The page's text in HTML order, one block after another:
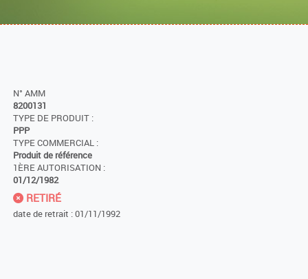
N° AMM
8200131
TYPE DE PRODUIT :
PPP
TYPE COMMERCIAL :
Produit de référence
1ÈRE AUTORISATION :
01/12/1982
RETIRÉ
date de retrait : 01/11/1992